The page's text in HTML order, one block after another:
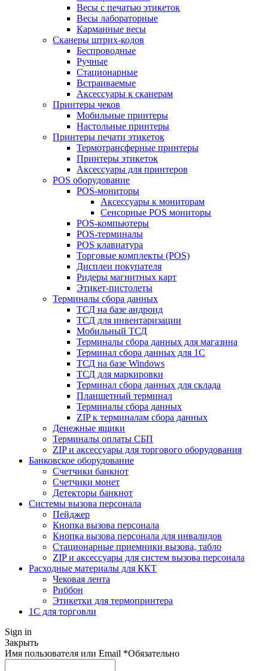
Весы с печатью этикеток
Весы лабораторные
Карманные весы
Сканеры штрих-кодов
Беспроводные
Ручные
Стационарные
Встраиваемые
Аксессуары к сканерам
Принтеры чеков
Мобильные принтеры
Настольные принтеры
Принтеры печати этикеток
Термотрансферные принтеры
Принтеры этикеток
Аксессуары для принтеров
POS оборудование
POS-мониторы
Аксессуары к мониторам
Сенсорные POS мониторы
POS-компьютеры
POS-терминалы
POS клавиатура
Торговые комплекты (POS)
Дисплеи покупателя
Ридеры магнитных карт
Этикет-пистолеты
Терминалы сбора данных
ТСД на базе андроид
ТСД для инвентаризации
Мобильный ТСД
Терминалы сбора данных для магазина
Терминал сбора данных для 1C
ТСД на базе Windows
ТСД для маркировки
Терминал сбора данных для склада
Планшетный терминал
Терминалы сбора данных
ZIP к терминалам сбора данных
Денежные ящики
Терминалы оплаты СБП
ZIP и аксессуары для торгового оборудования
Банковское оборудование
Счетчики банкнот
Счетчики монет
Детекторы банкнот
Системы вызова персонала
Пейджер
Кнопка вызова персонала
Кнопка вызова персонала для инвалидов
Стационарные приемники вызова, табло
ZIP и аксессуары для систем вызова персонала
Расходные материалы для ККТ
Чековая лента
Риббон
Этикетки для термопринтера
1С для торговли
Sign in
Закрыть
Имя пользователя или Email *Обязательно